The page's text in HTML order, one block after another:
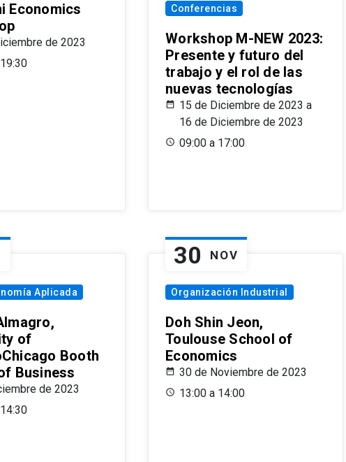
Economics
de 2023
Conferencias
Workshop M-NEW 2023:
Presente y futuro del
trabajo y el rol de las
nuevas tecnologías
15 de Diciembre de 2023 a
16 de Diciembre de 2023
09:00 a 17:00
Aplicada
of
Booth
Business
de 2023
30 NOV
Organización Industrial
Doh Shin Jeon,
Toulouse School of
Economics
30 de Noviembre de 2023
13:00 a 14:00